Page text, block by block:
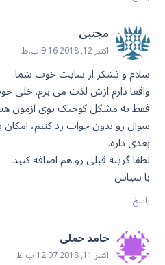
مجتبی
اکتبر 12, 2018 9:16 ب.ظ
سلام و تشکر از سایت خوب شما.
واقعا دارم ازش لذت می برم. خلی
فقط یه مشکل کوچیک توی آزمون
سوال رو بدون جواب رد کنیم،
بعدی داره.
لطفا گزینه قبلی رو هم اضافه کنید.
با سپاس
پاسخ
حامد حملی
اکتبر 11, 2018 12:07 ب.ظ